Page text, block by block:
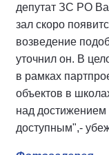
депутат ЗС РО
зал скоро
возведение
уточнил он. В
в рамках
объектов в
над достижением
доступным",-